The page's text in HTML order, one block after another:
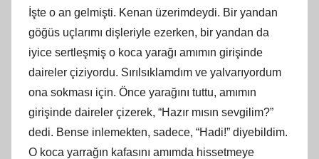
İşte o an gelmişti. Kenan üzerimdeydi. Bir yandan
göğüs uçlarımı dişleriyle ezerken, bir yandan da
iyice sertleşmiş o koca yarağı amımın girişinde
daireler çiziyordu. Sırılsıklamdım ve yalvarıyordum
ona sokması için. Önce yarağını tuttu, amımın
girişinde daireler çizerek, “Hazır mısın sevgilim?”
dedi. Bense inlemekten, sadece, “Hadi!” diyebildim.
O koca yarrağın kafasını amımda hissetmeye